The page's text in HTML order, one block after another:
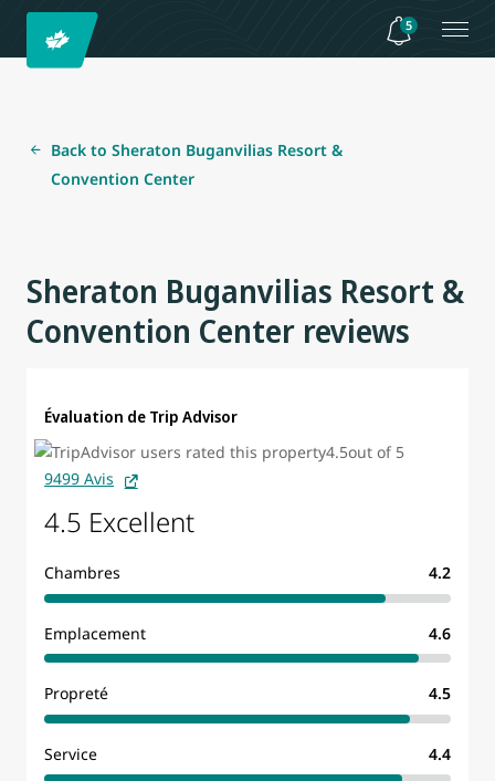
5
Back to Sheraton Buganvilias Resort &
Convention Center
Sheraton Buganvilias Resort &
Convention Center reviews
Évaluation de Trip Advisor
9499 Avis
4.5 Excellent
Chambres 4.2
Emplacement 4.6
Propreté 4.5
Service 4.4